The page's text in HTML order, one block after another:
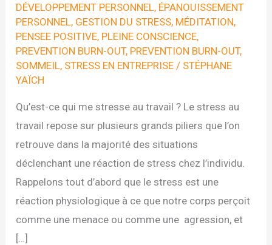
DÉVELOPPEMENT PERSONNEL, ÉPANOUISSEMENT
PERSONNEL, GESTION DU STRESS, MÉDITATION,
PENSEE POSITIVE, PLEINE CONSCIENCE,
PREVENTION BURN-OUT, PREVENTION BURN-OUT,
SOMMEIL, STRESS EN ENTREPRISE / STÉPHANE
YAÏCH
Qu’est-ce qui me stresse au travail ? Le stress au
travail repose sur plusieurs grands piliers que l’on
retrouve dans la majorité des situations
déclenchant une réaction de stress chez l’individu.
Rappelons tout d’abord que le stress est une
réaction physiologique à ce que notre corps perçoit
comme une menace ou comme une agression, et
[…]